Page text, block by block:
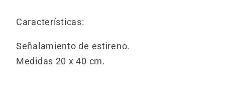
Características:
Señalamiento de estireno.
Medidas 20 x 40 cm.